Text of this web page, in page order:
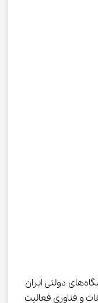
دانشگاه زنجان یکی از معتبرترین دانشگاه‌های دولتی ایران
و فناوری فعالیت